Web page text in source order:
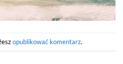
opublikować komentarz.